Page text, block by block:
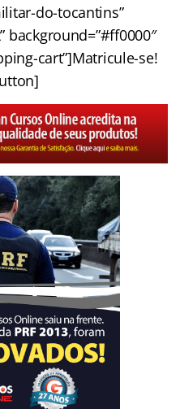
do-tocantins”
background=”#ff0000″
cart”]Matricule-se!